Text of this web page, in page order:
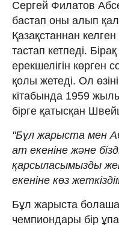
Сергей Филатов
бастап оны алып
Қазақстаннан
тастап кетпеді.
ерекшелігін көрген
қолы жетеді. Ол
кітабында 1959
бірге қатысқан
"Бұл жарыста мен
ат екеніне және
қарсыласымызды
екеніне көз
Бұл жарыста
чемпиондары бір